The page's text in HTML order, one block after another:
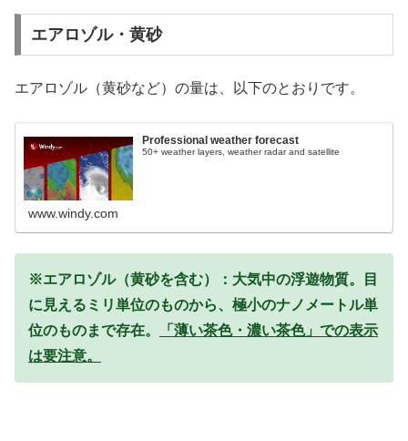
エアロゾル・黄砂
エアロゾル（黄砂など）の量は、以下のとおりです。
Professional weather forecast
50+ weather layers, weather radar and satellite
www.windy.com
※エアロゾル（黄砂を含む）：大気中の浮遊物質。目
に見えるミリ単位のものから、極小のナノメートル単
位のものまで存在。
「薄い茶色・濃い茶色」での表示
は要注意。